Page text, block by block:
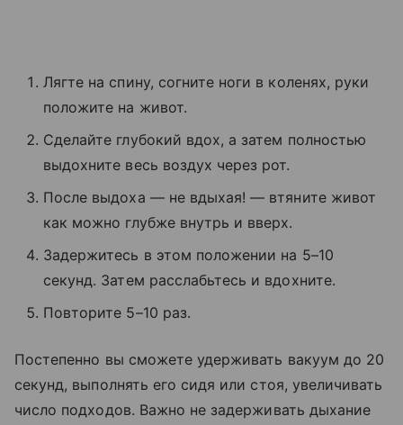
Лягте на спину, согните ноги в коленях, руки
положите на живот.
Сделайте глубокий вдох, а затем полностью
выдохните весь воздух через рот.
После выдоха — не вдыхая! — втяните живот
как можно глубже внутрь и вверх.
Задержитесь в этом положении на 5–10
секунд. Затем расслабьтесь и вдохните.
Повторите 5–10 раз.
Постепенно вы сможете удерживать вакуум до 20
секунд, выполнять его сидя или стоя, увеличивать
число подходов. Важно не задерживать дыхание